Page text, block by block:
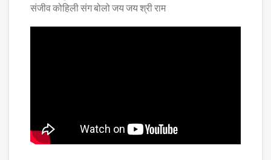
संजीव कोहिली संग बोलो जय जय श्री राम